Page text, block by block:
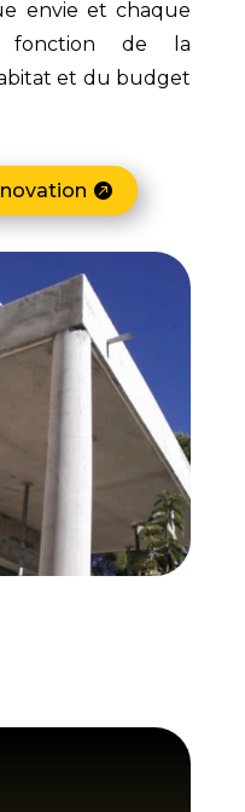
envie et chaque
fonction de la
et du budget